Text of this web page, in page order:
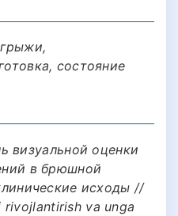
состояние
визуальной оценки
в брюшной
исходы //
rivojlantirish va unga